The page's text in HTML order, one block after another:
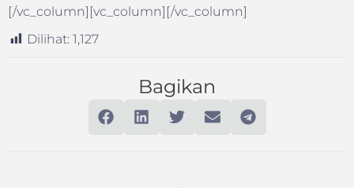
[/vc_column][vc_column][/vc_column]
Dilihat: 1,127
Bagikan